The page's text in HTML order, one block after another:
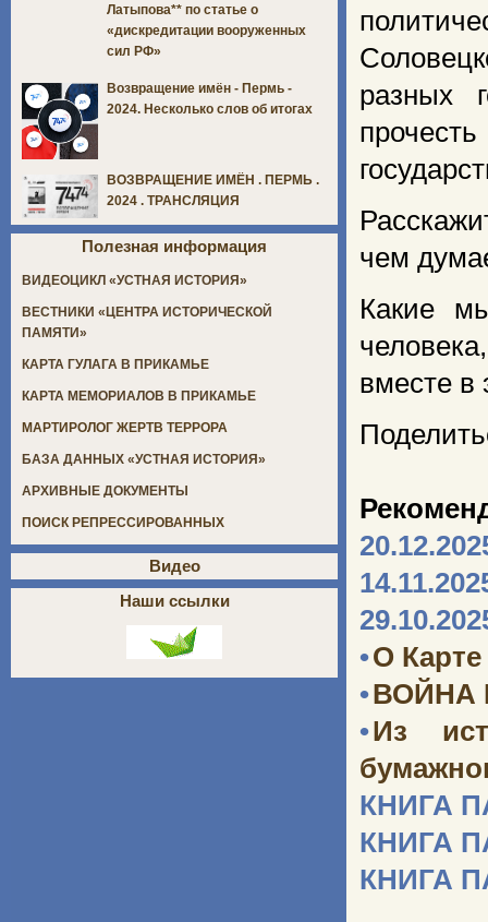
разных
чем
Какие
вместе в
•О
•ВОЙНА
•Из
КНИГА
КНИГА
КНИГА
Латыпова** по статье о
«дискредитации вооруженных
сил РФ»
Возвращение имён - Пермь -
2024. Несколько слов об итогах
ВОЗВРАЩЕНИЕ ИМЁН . ПЕРМЬ .
2024 . ТРАНСЛЯЦИЯ
Полезная информация
ВИДЕОЦИКЛ «УСТНАЯ ИСТОРИЯ»
ВЕСТНИКИ «ЦЕНТРА ИСТОРИЧЕСКОЙ
ПАМЯТИ»
КАРТА ГУЛАГА В ПРИКАМЬЕ
КАРТА МЕМОРИАЛОВ В ПРИКАМЬЕ
МАРТИРОЛОГ ЖЕРТВ ТЕРРОРА
БАЗА ДАННЫХ «УСТНАЯ ИСТОРИЯ»
АРХИВНЫЕ ДОКУМЕНТЫ
ПОИСК РЕПРЕССИРОВАННЫХ
Видео
Наши ссылки